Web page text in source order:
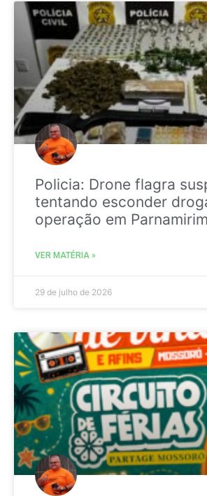
Policia: Drone flagra
tentando esconder
operação em Parnamirim
VER MATÉRIA »
29 de julho de 2026